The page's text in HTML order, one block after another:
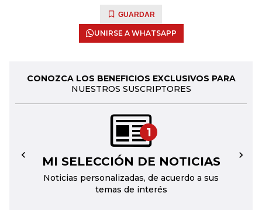
GUARDAR
UNIRSE A WHATSAPP
CONOZCA LOS BENEFICIOS EXCLUSIVOS PARA
NUESTROS SUSCRIPTORES
1
MI SELECCIÓN DE NOTICIAS
Noticias personalizadas, de acuerdo a sus
temas de interés
← →